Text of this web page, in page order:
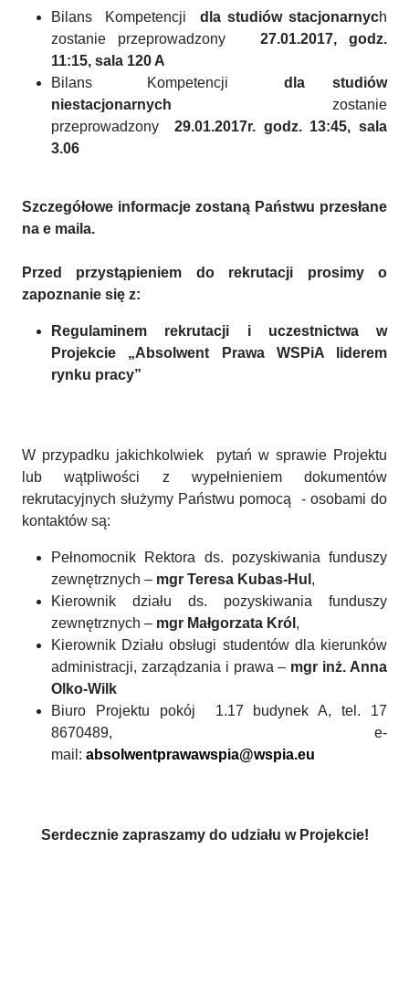
Bilans Kompetencji dla studiów stacjonarnych
zostanie przeprowadzony
27.01.2017, godz.
11:15, sala 120 A
Bilans Kompetencji dla studiów
niestacjonarnych zostanie
przeprowadzony29.01.2017r. godz. 13:45, sala
3.06
Szczegółowe informacje zostaną Państwu przesłane
na e maila.
Przed przystąpieniem do rekrutacji prosimy o
zapoznanie się z:
Regulaminem rekrutacji i uczestnictwa w
Projekcie „Absolwent Prawa WSPiA liderem
rynku pracy”
W przypadku jakichkolwiek pytań w sprawie Projektu
lub wątpliwości z wypełnieniem dokumentów
rekrutacyjnych służymy Państwu pomocą - osobami do
kontaktów są:
Pełnomocnik Rektora ds. pozyskiwania funduszy
zewnętrznych – mgr Teresa Kubas-Hul ,
Kierownik działu ds. pozyskiwania funduszy
zewnętrznych – mgr Małgorzata Król ,
Kierownik Działu obsługi studentów dla kierunków
administracji, zarządzania i prawa – mgr inż. Anna
Olko-Wilk
Biuro Projektu pokój 1.17 budynek A, tel. 17
8670489, e-
mail: absolwentprawawspia@wspia.eu
Serdecznie zapraszamy do udziału w Projekcie!